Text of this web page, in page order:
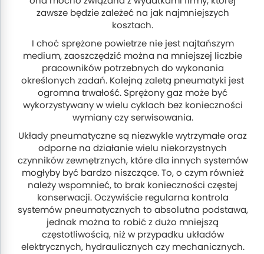
zawsze będzie zależeć na jak najmniejszych
kosztach.
I choć sprężone powietrze nie jest najtańszym
medium, zaoszczędzić można na mniejszej liczbie
pracowników potrzebnych do wykonania
określonych zadań. Kolejną zaletą pneumatyki jest
ogromna trwałość. Sprężony gaz może być
wykorzystywany w wielu cyklach bez konieczności
wymiany czy serwisowania.
Układy pneumatyczne są niezwykle wytrzymałe oraz
odporne na działanie wielu niekorzystnych
czynników zewnętrznych, które dla innych systemów
mogłyby być bardzo niszczące. To, o czym również
należy wspomnieć, to brak konieczności częstej
konserwacji. Oczywiście regularna kontrola
systemów pneumatycznych to absolutna podstawa,
jednak można to robić z dużo mniejszą
częstotliwością, niż w przypadku układów
elektrycznych, hydraulicznych czy mechanicznych.